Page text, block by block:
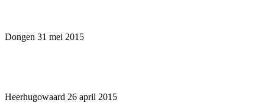
Dongen 31 mei 2015
Heerhugowaard 26 april 2015